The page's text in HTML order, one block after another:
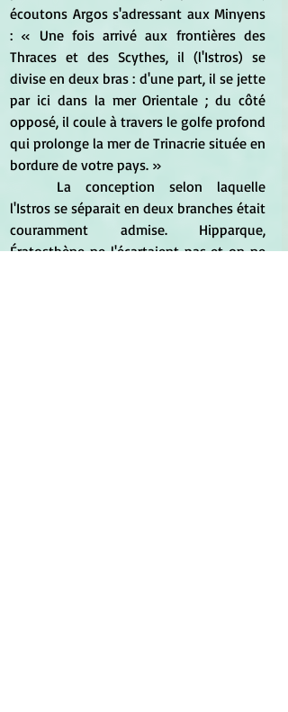
écoutons Argos s'adressant aux Minyens
: « Une fois arrivé aux frontières des
Thraces et des Scythes, il (l'Istros) se
divise en deux bras : d'une part, il se jette
par ici dans la mer Orientale ; du côté
opposé, il coule à travers le golfe profond
qui prolonge la mer de Trinacrie située en
bordure de votre pays. »
l'Istros se séparait en deux branches était
couramment admise. Hipparque,
Ératosthène ne l'écartaient pas et on ne